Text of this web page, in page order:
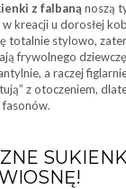
z falbaną noszą
kreacji u dorosłej
totalnie stylowo,
frywolnego
a raczej
z otoczeniem,